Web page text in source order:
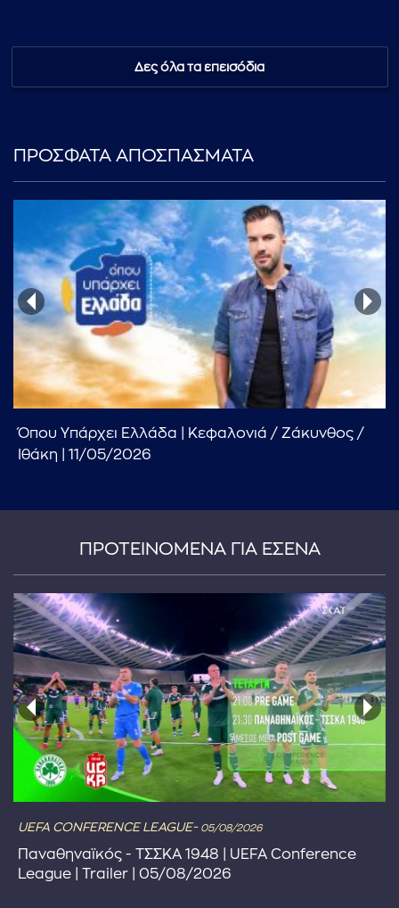
Δες όλα τα επεισόδια
ΠΡΟΣΦΑΤΑ ΑΠΟΣΠΑΣΜΑΤΑ
Όπου Υπάρχει Ελλάδα | Κεφαλονιά / Ζάκυνθος /
Ιθάκη | 11/05/2026
ΠΡΟΤΕΙΝΟΜΕΝΑ ΓΙΑ ΕΣΕΝΑ
UEFA CONFERENCE LEAGUE- 05/08/2026
Παναθηναϊκός - ΤΣΣΚΑ 1948 | UEFA Conference
League | Trailer | 05/08/2026